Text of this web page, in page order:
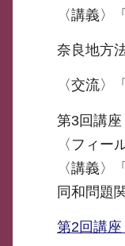
〈講義〉
奈良地方
〈交流〉
第3回講
〈フィ
〈講義〉
同和問題
第2回講